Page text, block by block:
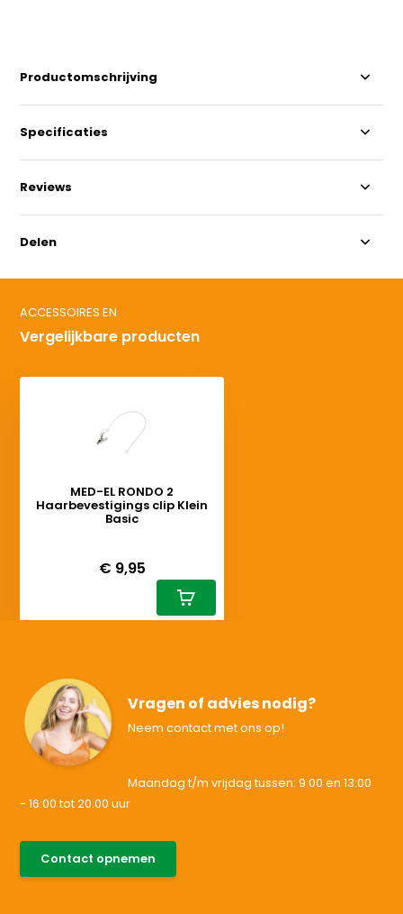
Productomschrijving
Specificaties
Reviews
Delen
ACCESSOIRES EN
Vergelijkbare producten
MED-EL RONDO 2
Haarbevestigings clip Klein
Basic
€ 9,95
Vragen of advies nodig?
Neem contact met ons op!
Maandag t/m vrijdag tussen: 9:00 en 13:00
- 16:00 tot 20.00 uur
Contact opnemen